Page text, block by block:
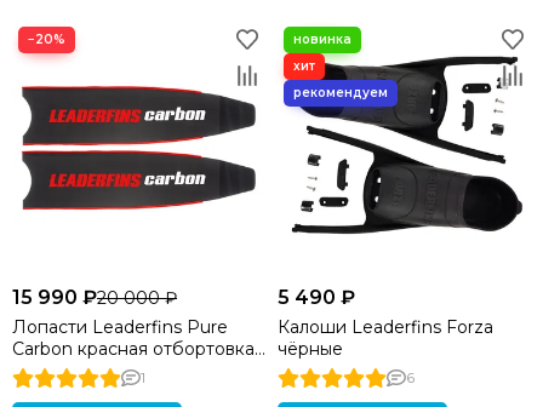
−20%
15 990 ₽20 000 ₽
Лопасти Leaderfins Pure
Carbon красная отбортовка.
угол 20 градусов, длина 80
см
1
5 490 ₽
Калоши Leaderfins Forza
чёрные
6